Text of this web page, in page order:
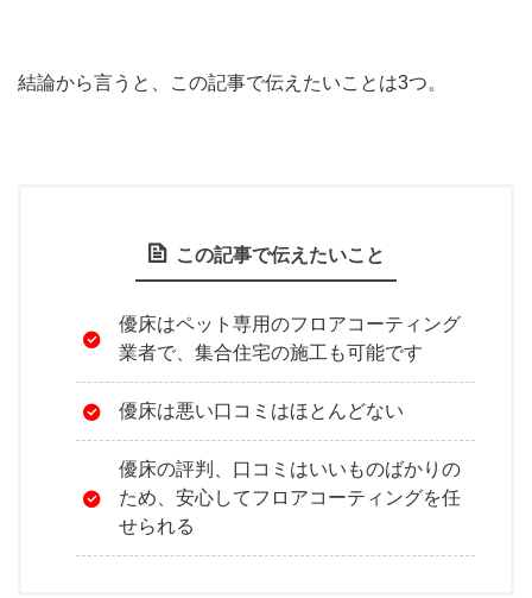
結論から言うと、この記事で伝えたいことは3つ。
この記事で伝えたいこと
優床はペット専用のフロアコーティング
業者で、集合住宅の施工も可能です
優床は悪い口コミはほとんどない
優床の評判、口コミはいいものばかりの
ため、安心してフロアコーティングを任
せられる